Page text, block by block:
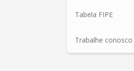
Tabela FIPE
Trabalhe conosco